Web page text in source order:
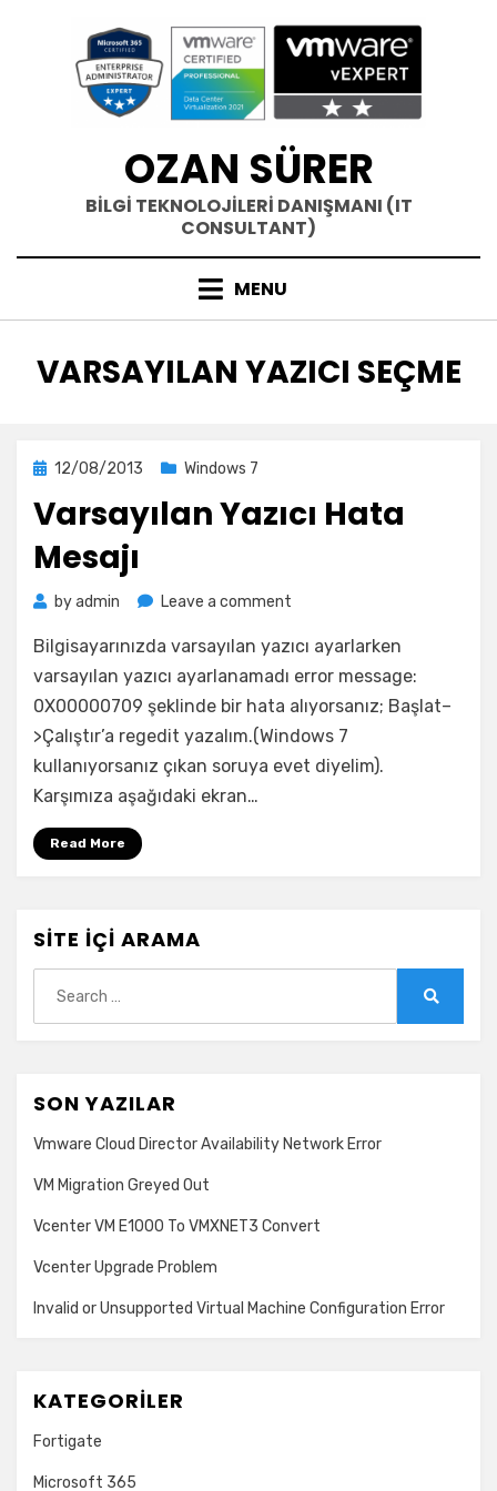
OZAN SÜRER
BİLGİ TEKNOLOJİLERİ DANIŞMANI (IT
CONSULTANT)
MENU
ETIKET
:
VARSAYILAN YAZICI SEÇME
Posted
12/08/2013 Windows 7
Varsayılan Yazıcı Hata
Mesajı
byadmin Leave a comment
Yazıcı
Hata
Mesajı
Bilgisayarınızda varsayılan yazıcı ayarlarken
varsayılan yazıcı ayarlanamadı error message:
0X00000709 şeklinde bir hata alıyorsanız; Başlat–
>Çalıştır’a regedit yazalım.(Windows 7
kullanıyorsanız çıkan soruya evet diyelim).
Karşımıza aşağıdaki ekran…
Read More
SITE İÇI ARAMA
for:
SON YAZILAR
Vmware Cloud Director Availability Network Error
VM Migration Greyed Out
Vcenter VM E1000 To VMXNET3 Convert
Vcenter Upgrade Problem
Invalid or Unsupported Virtual Machine Configuration Error
KATEGORILER
Fortigate
Microsoft 365